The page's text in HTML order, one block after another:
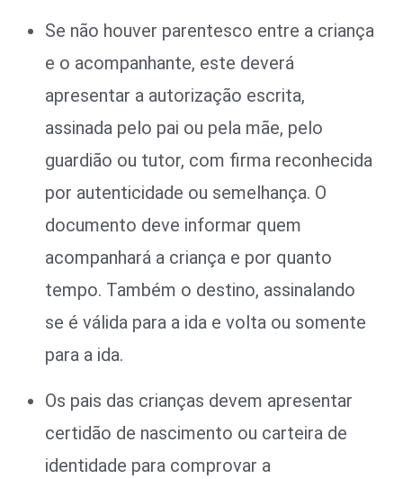
Se não houver parentesco entre a criança
e o acompanhante, este deverá
apresentar a autorização escrita,
assinada pelo pai ou pela mãe, pelo
guardião ou tutor, com firma reconhecida
por autenticidade ou semelhança. O
documento deve informar quem
acompanhará a criança e por quanto
tempo. Também o destino, assinalando
se é válida para a ida e volta ou somente
para a ida.
Os pais das crianças devem apresentar
certidão de nascimento ou carteira de
identidade para comprovar a